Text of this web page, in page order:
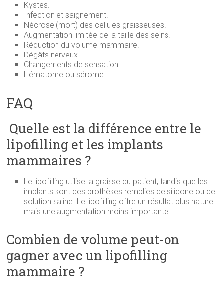
Kystes.
Infection et saignement.
Nécrose (mort) des cellules graisseuses.
Augmentation limitée de la taille des seins.
Réduction du volume mammaire.
Dégâts nerveux.
Changements de sensation.
Hématome ou sérome.
FAQ
Quelle est la différence entre le
lipofilling et les implants
mammaires ?
Le lipofilling utilise la graisse du patient, tandis que les
implants sont des prothèses remplies de silicone ou de
solution saline. Le lipofilling offre un résultat plus naturel
mais une augmentation moins importante.
Combien de volume peut-on
gagner avec un lipofilling
mammaire ?